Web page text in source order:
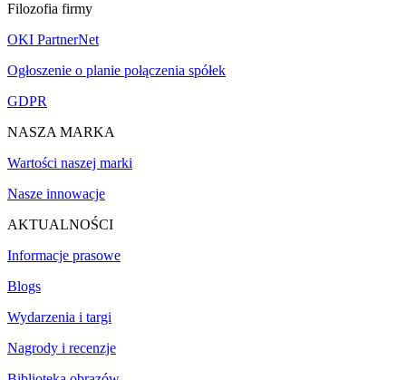
Filozofia firmy
OKI PartnerNet
Ogłoszenie o planie połączenia spółek
GDPR
NASZA MARKA
Wartości naszej marki
Nasze innowacje
AKTUALNOŚCI
Informacje prasowe
Blogs
Wydarzenia i targi
Nagrody i recenzje